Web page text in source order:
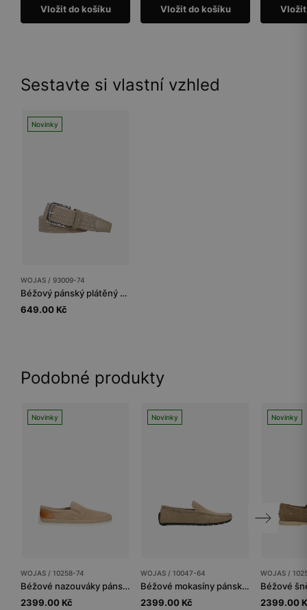
Vložit do košíku Vložit do košíku
Sestavte si vlastní vzhled
Novinky
WOJAS / 93009-74
Béžový pánský plátěný pásek se stříbrnou sponou
649.00 Kč
Podobné produkty
Novinky
WOJAS / 10258-74
Béžové nazouváky pánské s koženkovou vložkou
2399.00 Kč
Novinky
WOJAS / 10047-64
Béžové mokasíny pánské pro milovníky natural stylu
2399.00 Kč
Novinky
WOJAS /
2399.00